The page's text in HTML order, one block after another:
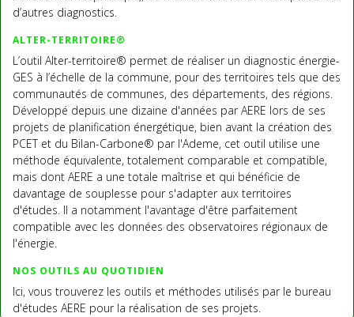
d’autres diagnostics.
ALTER-TERRITOIRE®
L’outil Alter-territoire® permet de réaliser un diagnostic énergie-
GES à l’échelle de la commune, pour des territoires tels que des
communautés de communes, des départements, des régions.
Développé depuis une dizaine d'années par AERE lors de ses
projets de planification énergétique, bien avant la création des
PCET et du Bilan-Carbone® par l'Ademe, cet outil utilise une
méthode équivalente, totalement comparable et compatible,
mais dont AERE a une totale maîtrise et qui bénéficie de
davantage de souplesse pour s'adapter aux territoires
d'études. Il a notamment l'avantage d'être parfaitement
compatible avec les données des observatoires régionaux de
l'énergie.
NOS OUTILS AU QUOTIDIEN
Ici, vous trouverez les outils et méthodes utilisés par le bureau
d'études AERE pour la réalisation de ses projets.